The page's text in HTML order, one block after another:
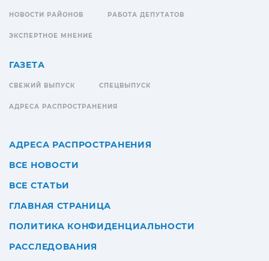
НОВОСТИ РАЙОНОВ РАБОТА ДЕПУТАТОВ
ЭКСПЕРТНОЕ МНЕНИЕ
ГАЗЕТА
СВЕЖИЙ ВЫПУСК СПЕЦВЫПУСК
АДРЕСА РАСПРОСТРАНЕНИЯ
АДРЕСА РАСПРОСТРАНЕНИЯ
ВСЕ НОВОСТИ
ВСЕ СТАТЬИ
ГЛАВНАЯ СТРАНИЦА
ПОЛИТИКА КОНФИДЕНЦИАЛЬНОСТИ
РАССЛЕДОВАНИЯ